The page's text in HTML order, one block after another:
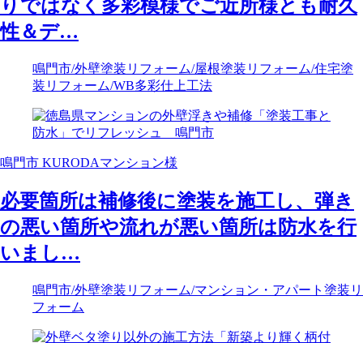
りではなく多彩模様でご近所様とも耐久
性＆デ…
鳴門市/外壁塗装リフォーム/屋根塗装リフォーム/住宅塗
装リフォーム/WB多彩仕上工法
鳴門市 KURODAマンション様
必要箇所は補修後に塗装を施工し、弾き
の悪い箇所や流れが悪い箇所は防水を行
いまし…
鳴門市/外壁塗装リフォーム/マンション・アパート塗装リ
フォーム